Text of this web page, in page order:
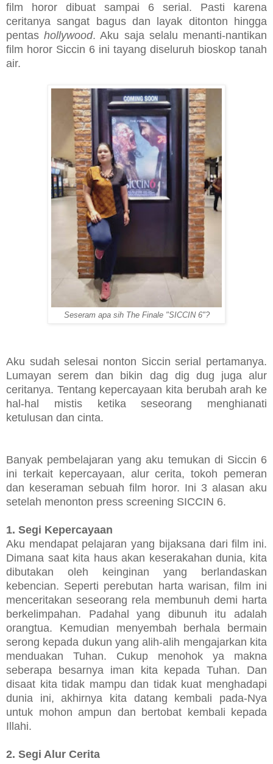
film horor dibuat sampai 6 serial. Pasti karena
ceritanya sangat bagus dan layak ditonton hingga
pentashollywood. Aku saja selalu menanti-nantikan
film horor Siccin 6 ini tayang diseluruh bioskop tanah
air.
Seseram apa sih The Finale "SICCIN 6"?
Aku sudah selesai nonton Siccin serial pertamanya.
Lumayan serem dan bikin dag dig dug juga alur
ceritanya. Tentang kepercayaan kita berubah arah ke
hal-hal mistis ketika seseorang menghianati
ketulusan dan cinta.
Banyak pembelajaran yang aku temukan di Siccin 6
ini terkait kepercayaan, alur cerita, tokoh pemeran
dan keseraman sebuah film horor. Ini 3 alasan aku
setelah menonton press screening SICCIN 6.
1. Segi Kepercayaan
Aku mendapat pelajaran yang bijaksana dari film ini.
Dimana saat kita haus akan keserakahan dunia, kita
dibutakan oleh keinginan yang berlandaskan
kebencian. Seperti perebutan harta warisan, film ini
menceritakan seseorang rela membunuh demi harta
berkelimpahan. Padahal yang dibunuh itu adalah
orangtua. Kemudian menyembah berhala bermain
serong kepada dukun yang alih-alih mengajarkan kita
menduakan Tuhan. Cukup menohok ya makna
seberapa besarnya iman kita kepada Tuhan. Dan
disaat kita tidak mampu dan tidak kuat menghadapi
dunia ini, akhirnya kita datang kembali pada-Nya
untuk mohon ampun dan bertobat kembali kepada
Illahi.
2. Segi Alur Cerita